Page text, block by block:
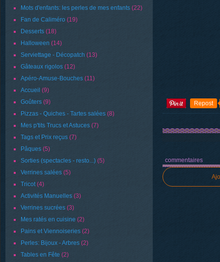
Mots d'enfants: les perles de mes enfants (22)
Fan de Caliméro (19)
Desserts (18)
Halloween (14)
Serviettage - Décopatch (13)
Gâteaux rigolos (12)
Apéro-Amuse-Bouches (11)
Accueil (9)
Goûters (9)
Pizzas - Quiches - Tartes salées (8)
Mes p'tits Trucs et Astuces (7)
Tags et Prix reçus (7)
Pâques (5)
Sorties (spectacles - resto...) (5)
Verrines salées (5)
Tricot(4)
Activités Manuelles (3)
Verrines sucrées (3)
Mes ratés en cuisine (2)
Pains et Viennoiseries (2)
Perles: Bijoux - Arbres (2)
Tables en Fête (2)
Repost
commentaires